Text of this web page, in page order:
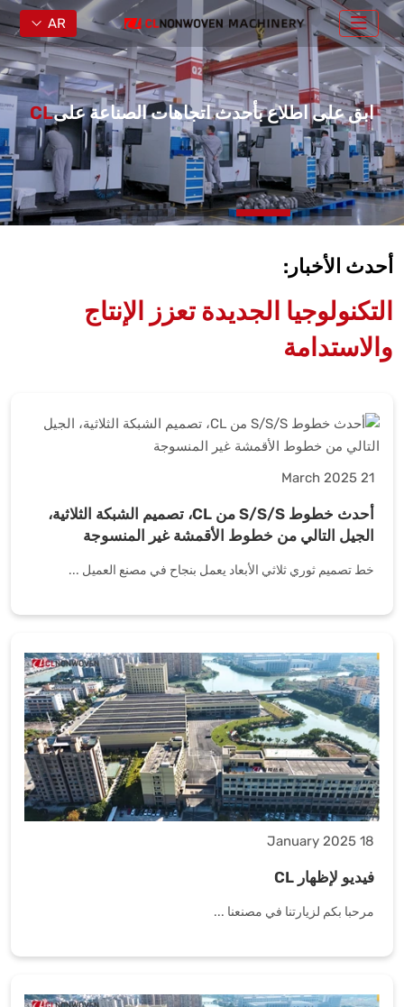
AR
ابق على اطلاع بأحدث اتجاهات الصناعة علىCL
أحدث الأخبار:
التكنولوجيا الجديدة تعزز الإنتاج
والاستدامة
21 March 2025
أحدث خطوط S/S/S من CL، تصميم الشبكة الثلاثية،
الجيل التالي من خطوط الأقمشة غير المنسوجة
خط تصميم ثوري ثلاثي الأبعاد يعمل بنجاح في مصنع العميل ...
18 January 2025
فيديو لإظهار CL
مرحبا بكم لزيارتنا في مصنعنا ...